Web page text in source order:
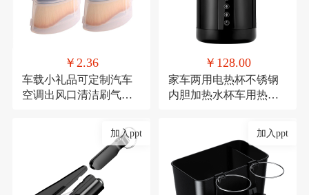
￥2.36
车载小礼品可定制汽车
空调出风口清洁刷气车
￥128.00
家车两用电热杯不锈钢
内胆加热水杯车用热水
加入ppt 加入ppt